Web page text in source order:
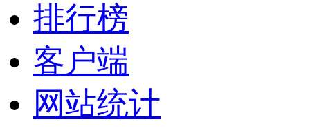
排行榜
客户端
网站统计